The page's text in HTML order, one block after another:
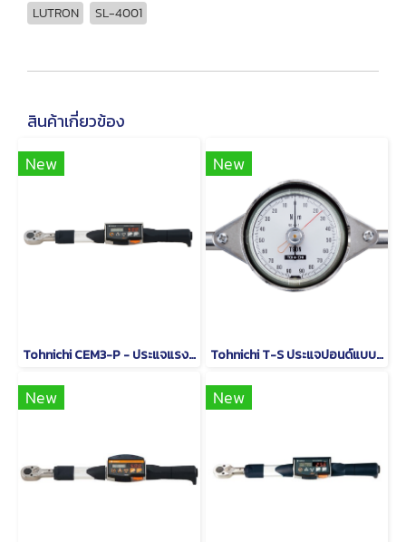
LUTRON SL-4001
สินค้าเกี่ยวข้อง
New
Tohnichi CEM3-P - ประแจแรงบิดดิจิตอลชนิดหัวเปลี่ยนได้
New
Tohnichi T-S ประแจปอนด์แบบหน้าปัดชนิดด้ามจับรูปตัว T
New New